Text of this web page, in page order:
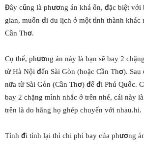
Đây cũng là phương án khá ổn, đặc biệt với
gian, muốn đi du lịch ở một tỉnh thành khác
Cần Thơ.
Cụ thể, phương án này là bạn sẽ bay 2
từ Hà Nội đến Sài Gòn (hoặc Cần Thơ). Sau
nữa từ Sài Gòn (Cần Thơ) để đi Phú Quốc.
bay 2 chặng mình nhắc ở trên nhé, cái này
trên là do hãng họ ghép chuyến với nhau.hi.
Tính đi tính lại thì chi phí bay của phương